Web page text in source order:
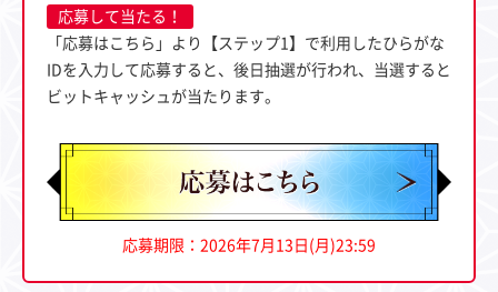
応募して当たる！
「応募はこちら」より【ステップ1】で利用したひらがな
IDを入力して応募すると、後日抽選が行われ、当選すると
ビットキャッシュが当たります。
応募期限：2026年7月13日(月)23:59